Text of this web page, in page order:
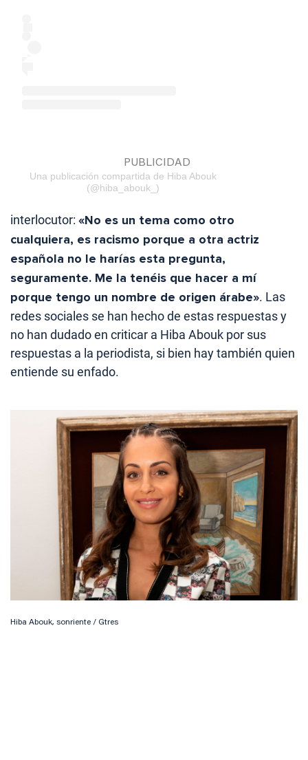
Una publicación compartida de Hiba Abouk
(@hiba_abouk_)
interlocutor: «No es un tema como otro
cualquiera, es racismo porque a otra actriz
española no le harías esta pregunta,
seguramente. Me la tenéis que hacer a mí
porque tengo un nombre de origen árabe». Las
redes sociales se han hecho de estas respuestas y
no han dudado en criticar a Hiba Abouk por sus
respuestas a la periodista, si bien hay también quien
entiende su enfado.
Hiba Abouk, sonriente / Gtres